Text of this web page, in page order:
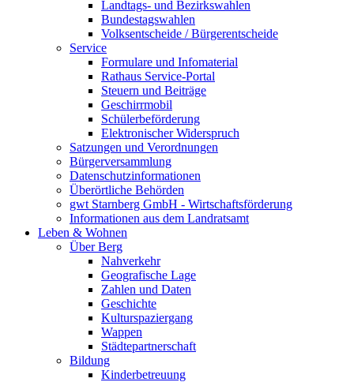
Landtags- und Bezirkswahlen
Bundestagswahlen
Volksentscheide / Bürgerentscheide
Service
Formulare und Infomaterial
Rathaus Service-Portal
Steuern und Beiträge
Geschirrmobil
Schülerbeförderung
Elektronischer Widerspruch
Satzungen und Verordnungen
Bürgerversammlung
Datenschutzinformationen
Überörtliche Behörden
gwt Starnberg GmbH - Wirtschaftsförderung
Informationen aus dem Landratsamt
Leben & Wohnen
Über Berg
Nahverkehr
Geografische Lage
Zahlen und Daten
Geschichte
Kulturspaziergang
Wappen
Städtepartnerschaft
Bildung
Kinderbetreuung